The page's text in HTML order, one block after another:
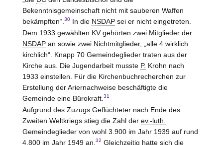
Bekenntnisgemeinschaft nicht mit sauberen Waffen
bekämpften“. 30In die NSDAPsei er nicht eingetreten.
Dem 1933 gewählten KVgehörten zwei Mitglieder der
NSDAPan sowie zwei Nichtmitglieder, „alle 4 wirklich
kirchlich“. Knapp 70 Gemeindeglieder traten aus der
Kirche aus. Die Jugendarbeit musste P. Krohn nach
1933 einstellen. Für die Kirchenbuchrecherchen zur
Erstellung der Ariernachweise beschäftigte die
Gemeinde eine Bürokraft. 31
Aufgrund des Zuzugs Geflüchteter nach Ende des
Zweiten Weltkriegs stieg die Zahl der ev.-luth.
Gemeindeglieder von wohl 3.900 im Jahr 1939 auf rund
4.800 im Jahr 1949 an. 32 Gleichzeitig hatte sich die